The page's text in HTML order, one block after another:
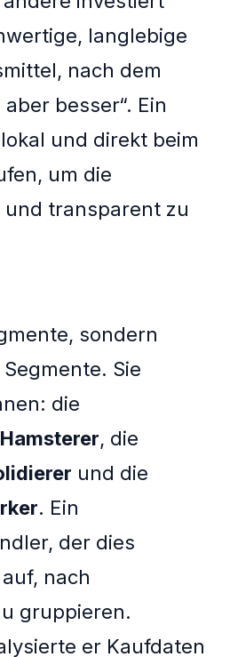
langlebige
nach dem
besser“. Ein
und direkt beim
um die
transparent zu
sondern
Sie
die
, die
und die
. Ein
der dies
nach
gruppieren.
er Kaufdaten